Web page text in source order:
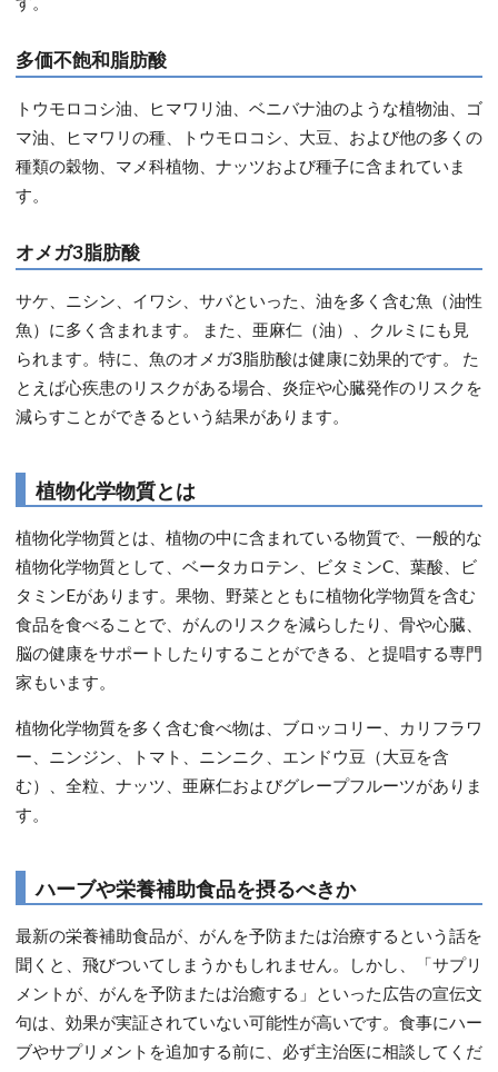
多価不飽和脂肪酸
トウモロコシ油、ヒマワリ油、ベニバナ油のような植物油、ゴ
マ油、ヒマワリの種、トウモロコシ、大豆、および他の多くの
種類の穀物、マメ科植物、ナッツおよび種子に含まれていま
す。
オメガ3脂肪酸
サケ、ニシン、イワシ、サバといった、油を多く含む魚（油性
魚）に多く含まれます。 また、亜麻仁（油）、クルミにも見
られます。特に、魚のオメガ3脂肪酸は健康に効果的です。 た
とえば心疾患のリスクがある場合、炎症や心臓発作のリスクを
減らすことができるという結果があります。
植物化学物質とは
植物化学物質とは、植物の中に含まれている物質で、一般的な
植物化学物質として、ベータカロテン、ビタミンC、葉酸、ビ
タミンEがあります。果物、野菜とともに植物化学物質を含む
食品を食べることで、がんのリスクを減らしたり、骨や心臓、
脳の健康をサポートしたりすることができる、と提唱する専門
家もいます。
植物化学物質を多く含む食べ物は、ブロッコリー、カリフラワ
ー、ニンジン、トマト、ニンニク、エンドウ豆（大豆を含
む）、全粒、ナッツ、亜麻仁およびグレープフルーツがありま
す。
ハーブや栄養補助食品を摂るべきか
最新の栄養補助食品が、がんを予防または治療するという話を
聞くと、飛びついてしまうかもしれません。しかし、「サプリ
メントが、がんを予防または治癒する」といった広告の宣伝文
句は、効果が実証されていない可能性が高いです。食事にハー
ブやサプリメントを追加する前に、必ず主治医に相談してくだ